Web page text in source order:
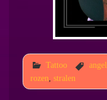
Tattoo angel
rozen, stralen